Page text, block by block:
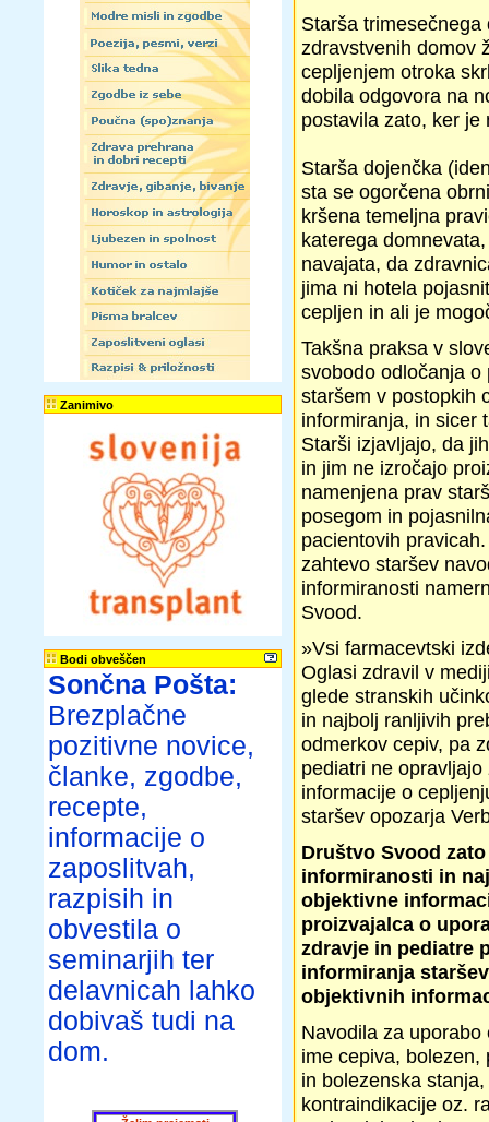
Zanimivo
Bodi obveščen
Sončna Pošta:
Brezplačne
pozitivne novice,
članke, zgodbe,
recepte,
informacije o
zaposlitvah,
razpisih in
obvestila o
seminarjih ter
delavnicah lahko
dobivaš tudi na
dom.
Starša
zdravstvenih domov
cepljenjem otroka
dobila odgovora na
postavila zato, ker
Starša dojenčka
sta se ogorčena
kršena temeljna
katerega
navajata, da
jima ni hotela
cepljen in ali je
Takšna praksa v
svobodo odločanja
staršem v postopkih
informiranja, in sicer
Starši izjavljajo, da
in jim ne izročajo
namenjena prav
posegom in
pacientovih
zahtevo staršev
informiranosti
Svood.
»Vsi farmacevtski
Oglasi zdravil v
glede stranskih
in najbolj ranljivih
odmerkov cepiv, pa
pediatri ne
informacije o
staršev opozarja
Društvo Svood
informiranosti in
objektivne
proizvajalca o
zdravje in pediatre
informiranja
objektivnih
Navodila za
ime cepiva,
in bolezenska
kontraindikacije oz.